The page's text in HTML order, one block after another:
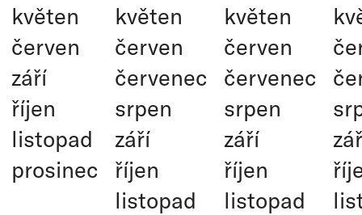
květen
červen
září
říjen
listopad
prosinec
květen
červen
červenec
srpen
září
říjen
listopad
květen
červen
červenec
srpen
září
říjen
listopad